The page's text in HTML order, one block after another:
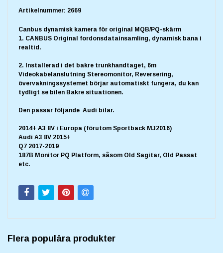
Artikelnummer: 2669
Canbus dynamisk kamera för original MQB/PQ-skärm
1. CANBUS Original fordonsdatainsamling, dynamisk bana i
realtid.
2. Installerad i det bakre trunkhandtaget, 6m
Videokabelanslutning Stereomonitor, Reversering,
övervakningssystemet börjar automatiskt fungera, du kan
tydligt se bilen Bakre situationen.
Den passar följande Audi bilar.
2014+ A3 8V i Europa (förutom Sportback MJ2016)
Audi A3 8V 2015+
Q7 2017-2019
187B Monitor PQ Platform, såsom Old Sagitar, Old Passat
etc.
Flera populära produkter